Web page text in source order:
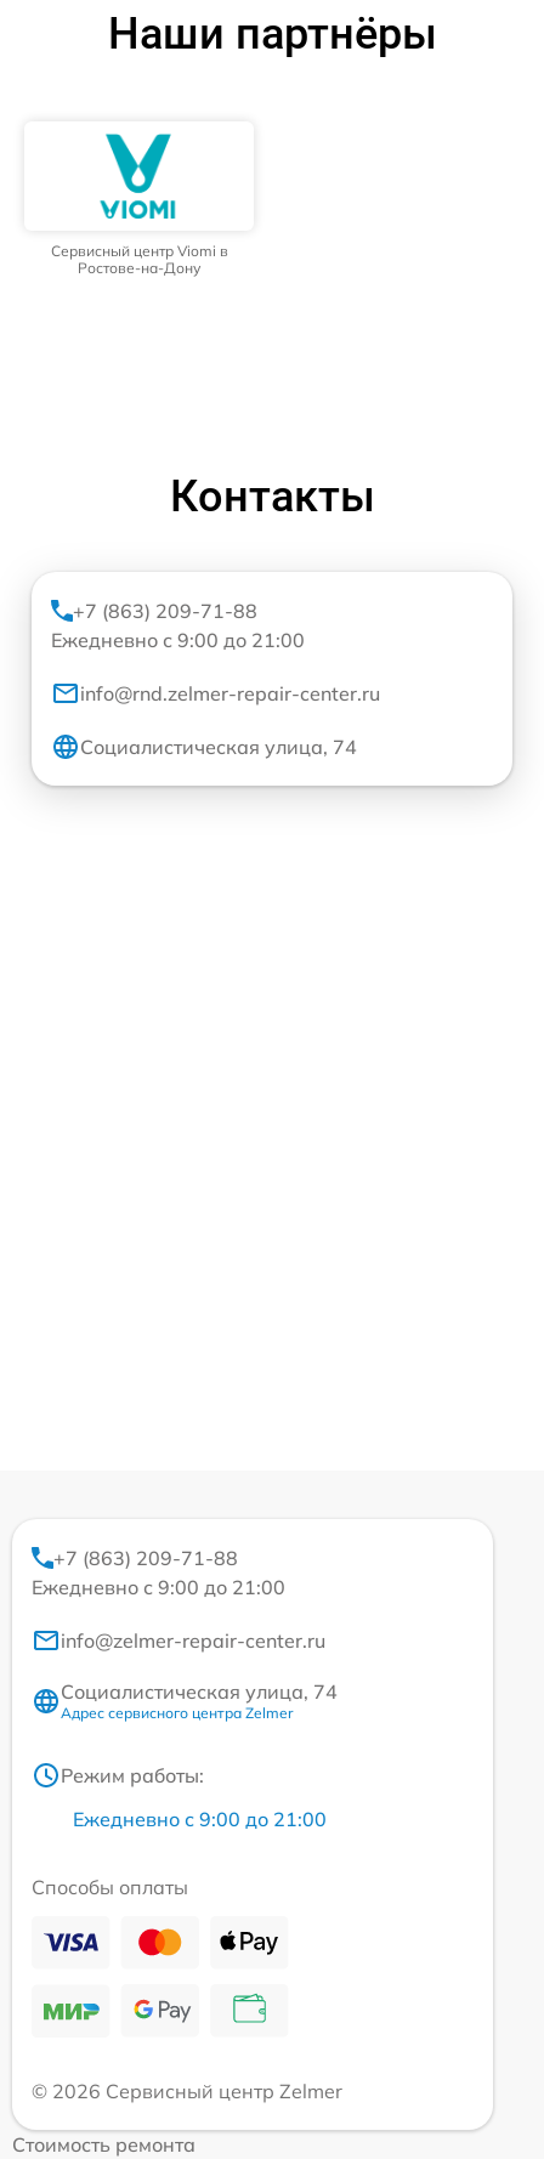
Наши партнёры
Сервисный центр Viomi в
Ростове-на-Дону
Контакты
+7 (863) 209-71-88
Ежедневно с 9:00 до 21:00
info@rnd.zelmer-repair-center.ru
Социалистическая улица, 74
+7 (863) 209-71-88
Ежедневно с 9:00 до 21:00
info@zelmer-repair-center.ru
Социалистическая улица, 74
Адрес сервисного центра Zelmer
Режим работы:
Ежедневно с 9:00 до 21:00
Способы оплаты
© 2026 Сервисный центр Zelmer
Стоимость ремонта